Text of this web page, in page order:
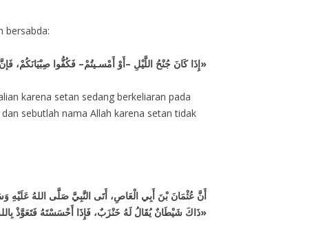
bersabda:
«إِذَا كَانَ جُنْحُ اللَّيْلِ –أَوْ أَمْسـيتُمْ– فَكُفُّوا صِبْيَانَكُمْ، فَإنَّ الشيطَانَ يَنْتَشـر حِينَئِذٍ، فَإِذَا ذَهَبَ سَاعَةٌ مِنَ اللَّيْلِ فَخَلُّوهُمْ، وَأَغْلِقُوا الأَبْوَابَ، وَاذْكُرُوا اسْمَ اللّهِ، فَإنَّ الشيطَانَ لاَ يَفْتَحُ بَاباً مُغْلَقاً»
karena setan sedang berkeliaran pada
sebutlah nama Allah karena setan tidak
أَنَّ عُثْمَانَ بْنَ أَبِي الْعَاصِ، أَتَى النَّبِيَّ صَلَّى اللهُ عَلَيْهِ
«ذَاكَ شَيْطَانٌ يُقَالُ لَهُ خَنْزَبٌ، فَإِذَا أَحْسَسْتَهُ فَتَعَوَّذْ